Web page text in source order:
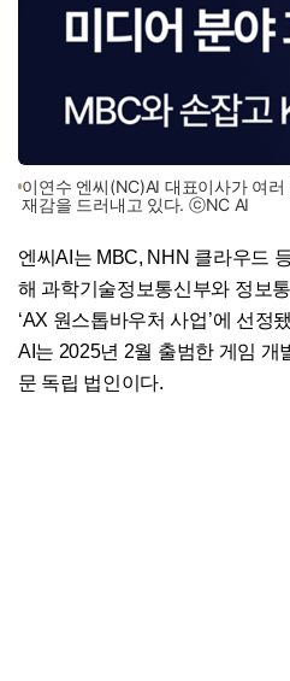
이연수 엔씨(NC)AI 대표이사가 여
재감을 드러내고 있다. ⓒNC AI
엔씨AI는 MBC, NHN 클라우드
해 과학기술정보통신부와 정보
‘AX 원스톱바우처 사업’에 선정
AI는 2025년 2월 출범한 게임 개
문 독립 법인이다.